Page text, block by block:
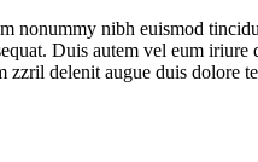
nonummy nibh euismod
Duis autem vel eum
zzril delenit augue duis